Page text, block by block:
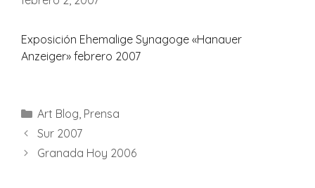
Exposición Ehemalige Synagoge «Hanauer
Anzeiger» febrero 2007
Categorías
Art Blog Prensa
Sur 2007
Granada Hoy 2006